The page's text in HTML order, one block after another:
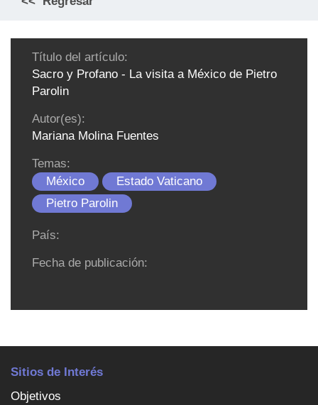
Título del artículo:
Sacro y Profano - La visita a México de Pietro
Parolin
Autor(es):
Mariana Molina Fuentes
Temas:
México
Estado Vaticano
Pietro Parolin
País:
Fecha de publicación:
Sitios de Interés
Objetivos